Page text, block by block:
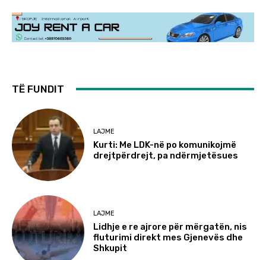
TË FUNDIT
LAJME
Kurti: Me LDK-në po komunikojmë
drejtpërdrejt, pa ndërmjetësues
LAJME
Lidhje e re ajrore për mërgatën, nis
fluturimi direkt mes Gjenevës dhe
Shkupit